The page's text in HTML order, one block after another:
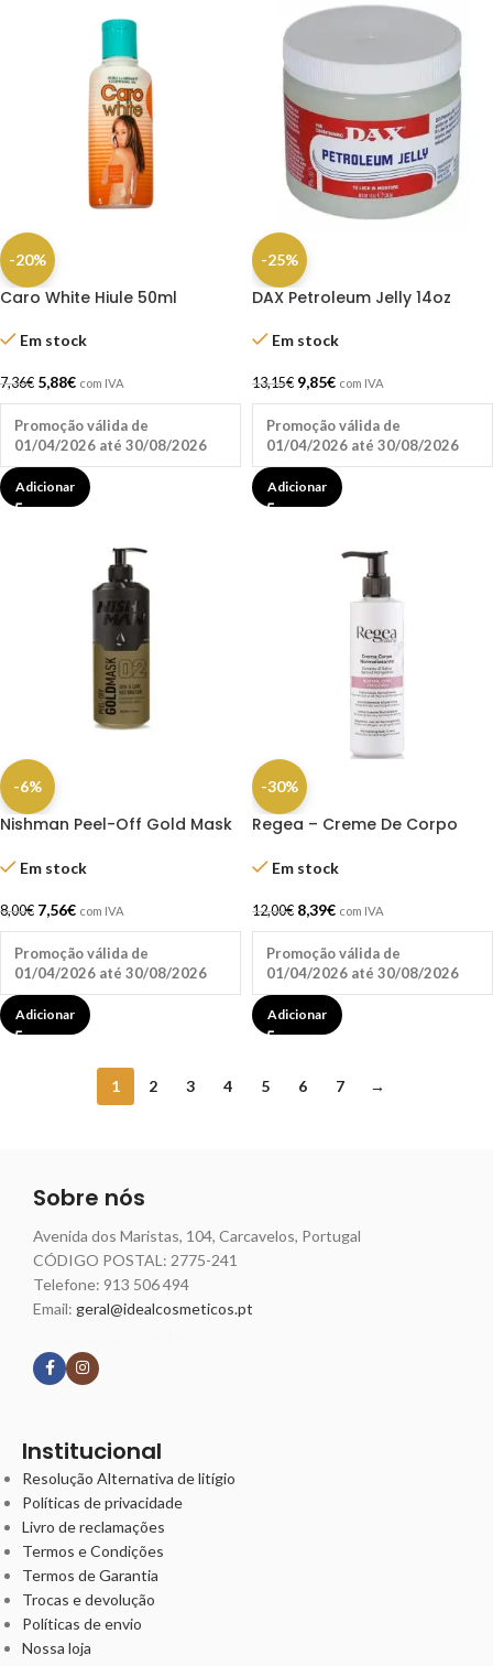
-20%
Caro White Hiule 50ml
Em stock
7,36€ 5,88€ com IVA
Promoção válida de
01/04/2026 até 30/08/2026
Adicionar
-25%
DAX Petroleum Jelly 14oz
Em stock
13,15€ 9,85€ com IVA
Promoção válida de
01/04/2026 até 30/08/2026
Adicionar
-6%
Nishman Peel-Off Gold Mask
Em stock
8,00€ 7,56€ com IVA
Promoção válida de
01/04/2026 até 30/08/2026
Adicionar
-30%
Regea – Creme De Corpo
250ml
Em stock
12,00€ 8,39€ com IVA
Promoção válida de
01/04/2026 até 30/08/2026
Adicionar
1 2 3 4 5 6 7 →
Sobre nós
Avenida dos Maristas, 104, Carcavelos, Portugal
CÓDIGO POSTAL: 2775-241
Telefone: 913 506 494
Email: geral@idealcosmeticos.pt
Institucional
Resolução Alternativa de litígio
Políticas de privacidade
Livro de reclamações
Termos e Condições
Termos de Garantia
Trocas e devolução
Políticas de envio
Nossa loja